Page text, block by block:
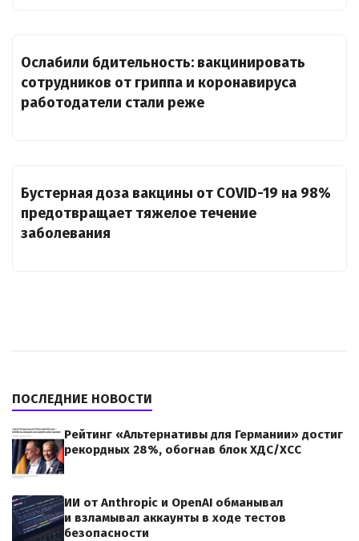
Ослабили бдительность: вакцинировать
сотрудников от гриппа и коронавируса
работодатели стали реже
Бустерная доза вакцины от COVID-19 на 98%
предотвращает тяжелое течение
заболевания
ПОСЛЕДНИЕ НОВОСТИ
Рейтинг «Альтернативы для Германии» достиг
рекордных 28%, обогнав блок ХДС/ХСС
ИИ от Anthropic и OpenAI обманывал
и взламывал аккаунты в ходе тестов
безопасности